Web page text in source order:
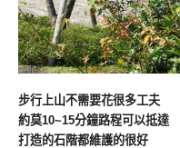
步行上山不需要花很多工夫
約莫10~15分鐘路程可以抵達
打造的石階都維護的很好